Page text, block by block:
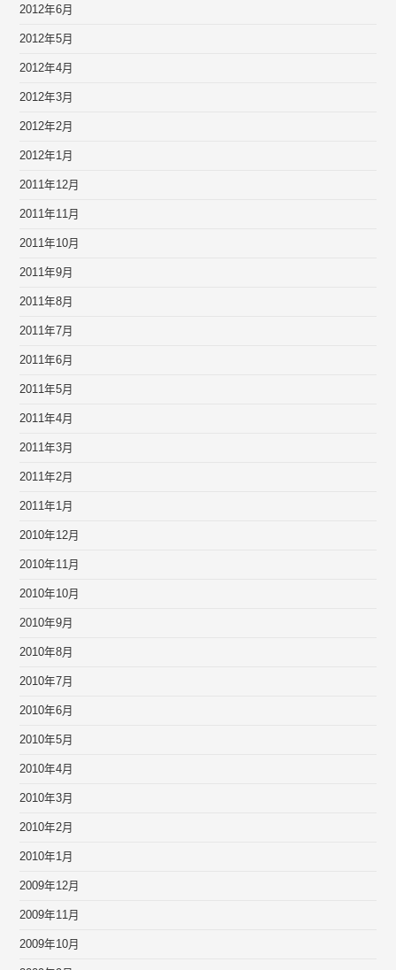
2012年6月
2012年5月
2012年4月
2012年3月
2012年2月
2012年1月
2011年12月
2011年11月
2011年10月
2011年9月
2011年8月
2011年7月
2011年6月
2011年5月
2011年4月
2011年3月
2011年2月
2011年1月
2010年12月
2010年11月
2010年10月
2010年9月
2010年8月
2010年7月
2010年6月
2010年5月
2010年4月
2010年3月
2010年2月
2010年1月
2009年12月
2009年11月
2009年10月